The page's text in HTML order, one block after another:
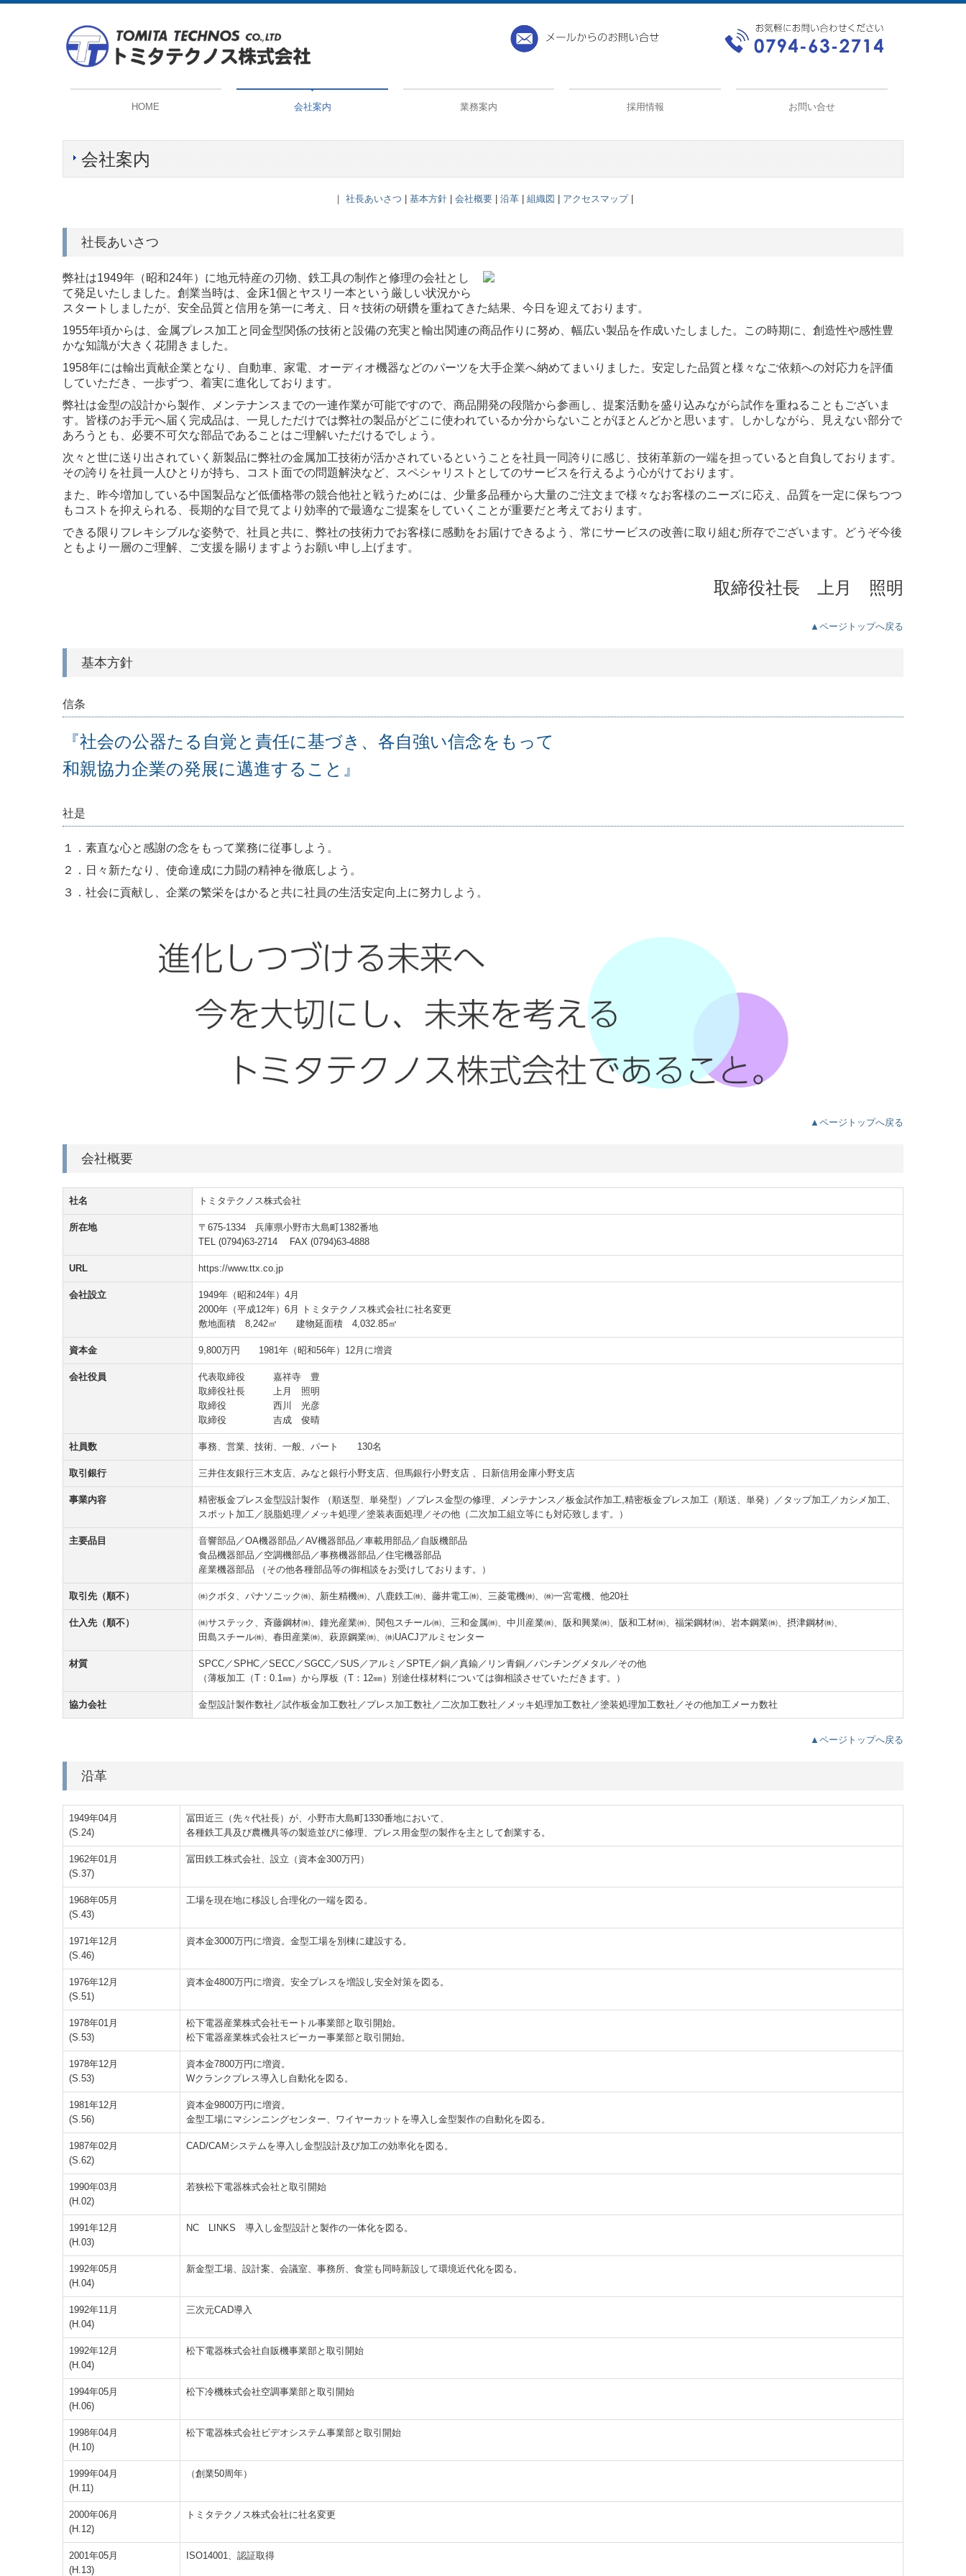
HOME 会社案内
経営方針
ISO9001・ISO14001
業務案内
プレス部門
品質管理
CAD／CAM室
運搬車両
採用情報 お問い合せ
会社案内
｜ 社長あいさつ 基本方針| 会社概要| 沿革| 組織図 アクセスマップ|
社長あいさつ
弊社は1949年（昭和24年）に地元特産の刃物、鉄工具の制作と修理の会社とし
て発足いたしました。創業当時は、金床1個とヤスリ一本という厳しい状況から
スタートしましたが、安全品質と信用を第一に考え、日々技術の研鑽を重ねてきた結果、今日を迎えております。
1955年頃からは、金属プレス加工と同金型関係の技術と設備の充実と輸出関連の商品作りに努め、幅広い製品を作成いたしました。この時期に、創造性や感性豊
かな知識が大きく花開きました。
1958年には輸出貢献企業となり、自動車、家電、オーディオ機器などのパーツを大手企業へ納めてまいりました。安定した品質と様々なご依頼への対応力を評価
していただき、一歩ずつ、着実に進化しております。
弊社は金型の設計から製作、メンテナンスまでの一連作業が可能ですので、商品開発の段階から参画し、提案活動を盛り込みながら試作を重ねることもございま
す。皆様のお手元へ届く完成品は、一見しただけでは弊社の製品がどこに使われているか分からないことがほとんどかと思います。しかしながら、見えない部分で
あろうとも、必要不可欠な部品であることはご理解いただけるでしょう。
次々と世に送り出されていく新製品に弊社の金属加工技術が活かされているということを社員一同誇りに感じ、技術革新の一端を担っていると自負しております。
その誇りを社員一人ひとりが持ち、コスト面での問題解決など、スペシャリストとしてのサービスを行えるよう心がけております。
また、昨今増加している中国製品など低価格帯の競合他社と戦うためには、少量多品種から大量のご注文まで様々なお客様のニーズに応え、品質を一定に保ちつつ
もコストを抑えられる、長期的な目で見てより効率的で最適なご提案をしていくことが重要だと考えております。
できる限りフレキシブルな姿勢で、社員と共に、弊社の技術力でお客様に感動をお届けできるよう、常にサービスの改善に取り組む所存でございます。どうぞ今後
ともより一層のご理解、ご支援を賜りますようお願い申し上げます。
取締役社長 上月 照明
▲ページトップへ戻る
基本方針
信条
『社会の公器たる自覚と責任に基づき、各自強い信念をもって
和親協力企業の発展に邁進すること』
社是
１．素直な心と感謝の念をもって業務に従事しよう。
２．日々新たなり、使命達成に力闘の精神を徹底しよう。
３．社会に貢献し、企業の繁栄をはかると共に社員の生活安定向上に努力しよう。
▲ページトップへ戻る
会社概要
社名 トミタテクノス株式会社
所在地
〒675-1334 兵庫県小野市大島町1382番地
TEL (0794)63-2714 FAX (0794)63-4888
URL https://www.ttx.co.jp
会社設立
1949年（昭和24年）4月
2000年（平成12年）6月 トミタテクノス株式会社に社名変更
敷地面積 8,242㎡ 建物延面積 4,032.85㎡
資本金 9,800万円 1981年（昭和56年）12月に増資
会社役員
代表取締役 嘉祥寺 豊
取締役社長 上月 照明
取締役 西川 光彦
取締役 吉成 俊晴
社員数 事務、営業、技術、一般、パート 130名
取引銀行 三井住友銀行三木支店、みなと銀行小野支店、但馬銀行小野支店 、日新信用金庫小野支店
事業内容
精密板金プレス金型設計製作 （順送型、単発型）／プレス金型の修理、メンテナンス／板金試作加工,精密板金プレス加工（順送、単発）／タップ加工／カシメ加工、
スポット加工／脱脂処理／メッキ処理／塗装表面処理／その他（二次加工組立等にも対応致します。）
主要品目
音響部品／OA機器部品／AV機器部品／車載用部品／自販機部品
食品機器部品／空調機部品／事務機器部品／住宅機器部品
産業機器部品 （その他各種部品等の御相談をお受けしております。）
取引先（順不） ㈱クボタ、パナソニック㈱、新生精機㈱、八鹿鉄工㈱、藤井電工㈱、三菱電機㈱、㈱一宮電機、他20社
仕入先（順不）
㈱サステック、斉藤鋼材㈱、鐘光産業㈱、関包スチール㈱、三和金属㈱、中川産業㈱、阪和興業㈱、阪和工材㈱、福栄鋼材㈱、岩本鋼業㈱、摂津鋼材㈱、
田島スチール㈱、春田産業㈱、萩原鋼業㈱、㈱UACJアルミセンター
材質
SPCC／SPHC／SECC／SGCC／SUS／アルミ／SPTE／銅／真鍮／リン青銅／パンチングメタル／その他
（薄板加工（T：0.1㎜）から厚板（T：12㎜）別途仕様材料については御相談させていただきます。）
協力会社 金型設計製作数社／試作板金加工数社／プレス加工数社／二次加工数社／メッキ処理加工数社／塗装処理加工数社／その他加工メーカ数社
▲ページトップへ戻る
沿革
1949年04月
(S.24)
冨田近三（先々代社長）が、小野市大島町1330番地において、
各種鉄工具及び農機具等の製造並びに修理、プレス用金型の製作を主として創業する。
1962年01月
(S.37)
冨田鉄工株式会社、設立（資本金300万円）
1968年05月
(S.43)
工場を現在地に移設し合理化の一端を図る。
1971年12月
(S.46)
資本金3000万円に増資。金型工場を別棟に建設する。
1976年12月
(S.51)
資本金4800万円に増資。安全プレスを増設し安全対策を図る。
1978年01月
(S.53)
松下電器産業株式会社モートル事業部と取引開始。
松下電器産業株式会社スピーカー事業部と取引開始。
1978年12月
(S.53)
資本金7800万円に増資。
Wクランクプレス導入し自動化を図る。
1981年12月
(S.56)
資本金9800万円に増資。
金型工場にマシンニングセンター、ワイヤーカットを導入し金型製作の自動化を図る。
1987年02月
(S.62)
CAD/CAMシステムを導入し金型設計及び加工の効率化を図る。
1990年03月
(H.02)
若狭松下電器株式会社と取引開始
1991年12月
(H.03)
NC LINKS 導入し金型設計と製作の一体化を図る。
1992年05月
(H.04)
新金型工場、設計案、会議室、事務所、食堂も同時新設して環境近代化を図る。
1992年11月
(H.04)
三次元CAD導入
1992年12月
(H.04)
松下電器株式会社自販機事業部と取引開始
1994年05月
(H.06)
松下冷機株式会社空調事業部と取引開始
1998年04月
(H.10)
松下電器株式会社ビデオシステム事業部と取引開始
1999年04月
(H.11)
（創業50周年）
2000年06月
(H.12)
トミタテクノス株式会社に社名変更
2001年05月
(H.13)
ISO14001、認証取得